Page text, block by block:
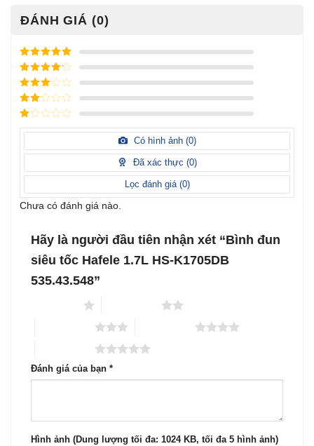
ĐÁNH GIÁ (0)
Được xếp
hạng
5
5
sao
Được xếp
hạng
4
5
sao
Được
xếp
hạng3
5 sao
Được
hạng
sao
Được
hạng
1
sao
Có hình ảnh (0)
Đã xác thực (0)
Lọc đánh giá (0)
Chưa có đánh giá nào.
Hãy là người đầu tiên nhận xét “Bình đun
siêu tốc Hafele 1.7L HS-K1705DB
535.43.548”
Đánh giá của bạn *
Hình ảnh (Dung lượng tối đa: 1024 KB, tối đa 5 hình ảnh)